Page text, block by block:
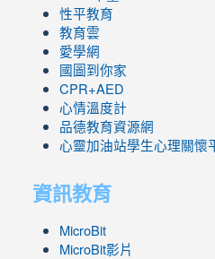
性平教育
教育雲
愛學網
國圖到你家
CPR+AED
心情溫度計
品德教育資源網
心靈加油站學生心理關懷
資訊教育
MicroBit
MicroBit影片